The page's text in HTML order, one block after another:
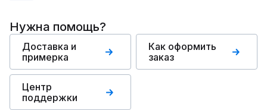
Нужна помощь?
Доставка и
примерка
Как оформить
заказ
Центр
поддержки